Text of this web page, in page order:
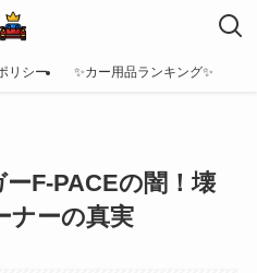
リシー ✨カー用品ランキング✨
ーF-PACEの闇！壊
ナーの真実